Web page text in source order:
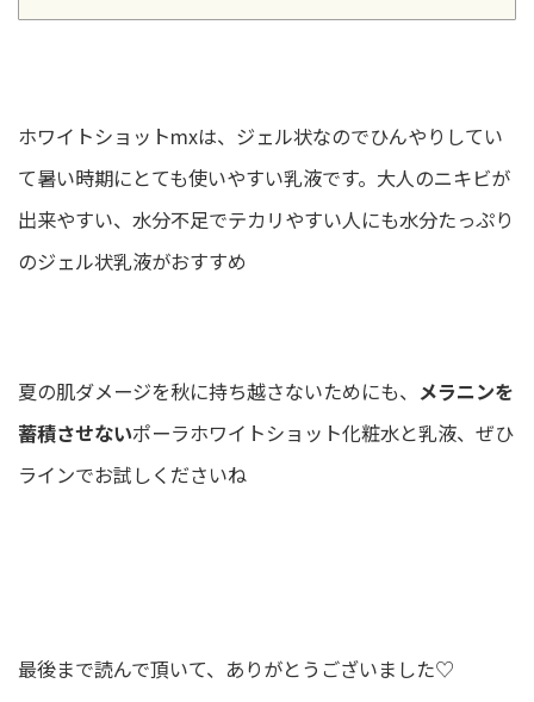
ホワイトショットmxは、ジェル状なのでひんやりしてい
て暑い時期にとても使いやすい乳液です。 大人のニキビが
出来やすい、水分不足でテカリやすい人にも水分たっぷり
のジェル状乳液がおすすめ
夏の肌ダメージを秋に持ち越さないためにも、 メラニンを
蓄積させないポーラホワイトショット化粧水と乳液、ぜひ
ラインでお試しくださいね
最後まで読んで頂いて、ありがとうございました♡